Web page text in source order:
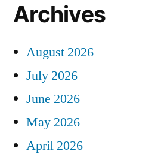
Archives
August 2026
July 2026
June 2026
May 2026
April 2026